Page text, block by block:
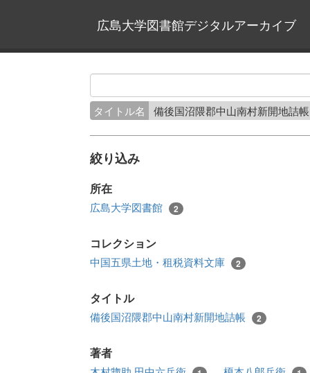
広島大学図書館デジタルアーカイブ
タイトル名 備後国沼隈郡中山南村新開地詰
絞り込み
所在
広島大学図書館 2
コレクション
中国五県土地・租税資料文庫 2
タイトル
備後国沼隈郡中山南村新開地詰帳 2
著者